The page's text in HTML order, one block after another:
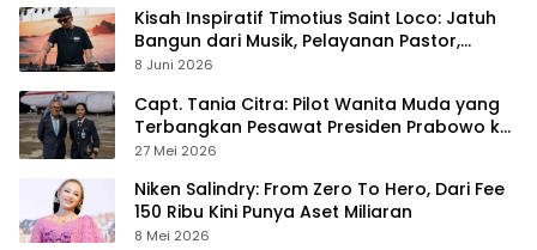
Kisah Inspiratif Timotius Saint Loco: Jatuh
Bangun dari Musik, Pelayanan Pastor,
hingga Gurita Bisnis Sambal Babon
8 Juni 2026
Capt. Tania Citra: Pilot Wanita Muda yang
Terbangkan Pesawat Presiden Prabowo ke
Prancis
27 Mei 2026
Niken Salindry: From Zero To Hero, Dari Fee
150 Ribu Kini Punya Aset Miliaran
8 Mei 2026